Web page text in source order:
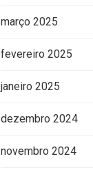
março 2025
fevereiro 2025
janeiro 2025
dezembro 2024
novembro 2024